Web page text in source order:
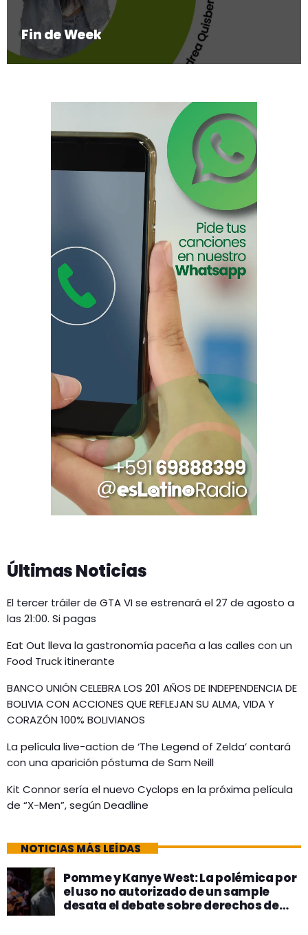
Fin de Week
Últimas Noticias
El tercer tráiler de GTA VI se estrenará el 27 de agosto a
las 21:00. Si pagas
Eat Out lleva la gastronomía paceña a las calles con un
Food Truck itinerante
BANCO UNIÓN CELEBRA LOS 201 AÑOS DE INDEPENDENCIA DE
BOLIVIA CON ACCIONES QUE REFLEJAN SU ALMA, VIDA Y
CORAZÓN 100% BOLIVIANOS
La película live-action de ‘The Legend of Zelda’ contará
con una aparición póstuma de Sam Neill
Kit Connor sería el nuevo Cyclops en la próxima película
de “X-Men”, según Deadline
NOTICIAS MÁS LEÍDAS
Pomme y Kanye West: La polémica por
el uso no autorizado de un sample
desata el debate sobre derechos de